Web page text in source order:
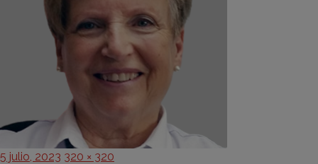
Publicado
5 julio, 2023 Tamaño
320 × 320